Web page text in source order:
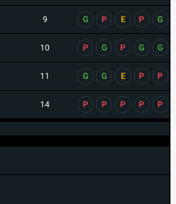
9 G P E P G
10 P G P G G
11 G G E P P
14 P P P P P